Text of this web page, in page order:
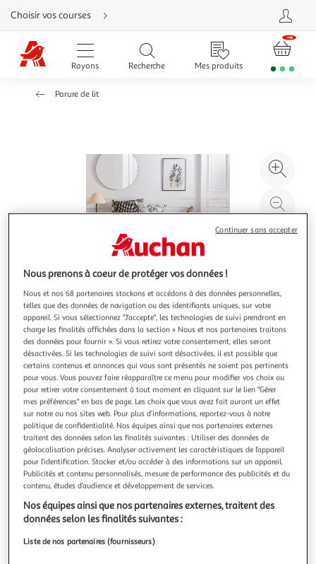
Aller
directement
au
contenu
Aller
directement
Aller
Choisir vos courses
Rayons Recherche Mes produits
Parure de lit
à
Illustration
précédente
Illustration
suivante
FUTURE HOME
Parure de lit 2 personnes en coton 57 fils imprimé ecru
Parure de lit en coton réversible imprimé floral et vichy 57
fils écru et noir comprenant 1 housse de couette + 2 taies
d'oreiller 63x63cm.Avec notre parure de lit ORNELLA en
100% coton, nous avons opté pour un motif floral et
vichy.Ces motifs d'inspiration nature, déclinés dans une
gamme de tons ne
En savoir +
Vendu parFuture Home
Couleur
Ecru
260 x 240 cm
Nous prenons à coeur de protéger vos données !
Nous et nos 68 partenaires stockons et accédons à des données personnelles,
telles que des données de navigation ou des identifiants uniques, sur votre
appareil. Si vous sélectionnez "J'accepte", les technologies de suivi prendront en
charge les finalités affichées dans la section « Nous et nos partenaires traitons
des données pour fournir ». Si vous retirez votre consentement, elles seront
désactivées. Si les technologies de suivi sont désactivées, il est possible que
certains contenus et annonces qui vous sont présentés ne soient pas pertinents
pour vous. Vous pouvez faire réapparaître ce menu pour modifier vos choix ou
pour retirer votre consentement à tout moment en cliquant sur le lien "Gérer
mes préférences" en bas de page. Les choix que vous avez fait auront un effet
sur notre ou nos sites web. Pour plus d’informations, reportez-vous à notre
politique de confidentialité. Nos équipes ainsi que nos partenaires externes
traitent des données selon les finalités suivantes : Utiliser des données de
géolocalisation précises. Analyser activement les caractéristiques de l’appareil
pour l’identification. Stocker et/ou accéder à des informations sur un appareil.
Publicités et contenu personnalisés, mesure de performance des publicités et du
contenu, études d’audience et développement de services.
Nos équipes ainsi que nos partenaires externes, traitent des
données selon les finalités suivantes :
Liste de nos partenaires (fournisseurs)
Continuer sans accepter